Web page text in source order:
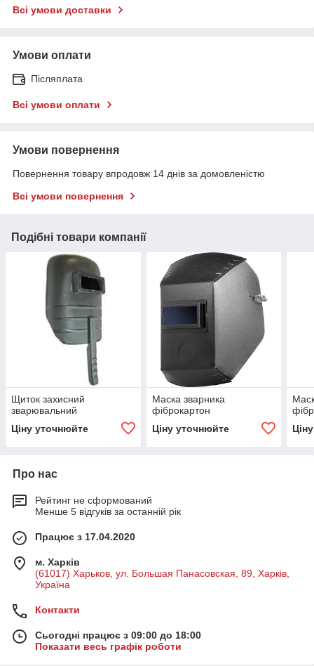
Всі умови доставки
Умови оплати
Післяплата
Всі умови оплати
Умови повернення
Повернення товару впродовж 14 днів за домовленістю
Всі умови повернення
Подібні товари компанії
Щиток захисний
зварювальний
Ціну уточнюйте
Маска зварника
фіброкартон
Ціну уточнюйте
Про нас
Рейтинг не сформований
Менше 5 відгуків за останній рік
Працює з 17.04.2020
м. Харків
(61017) Харьков, ул. Большая Панасовская, 89, Харків,
Україна
Контакти
Сьогодні працює з 09:00 до 18:00
Показати весь графік роботи